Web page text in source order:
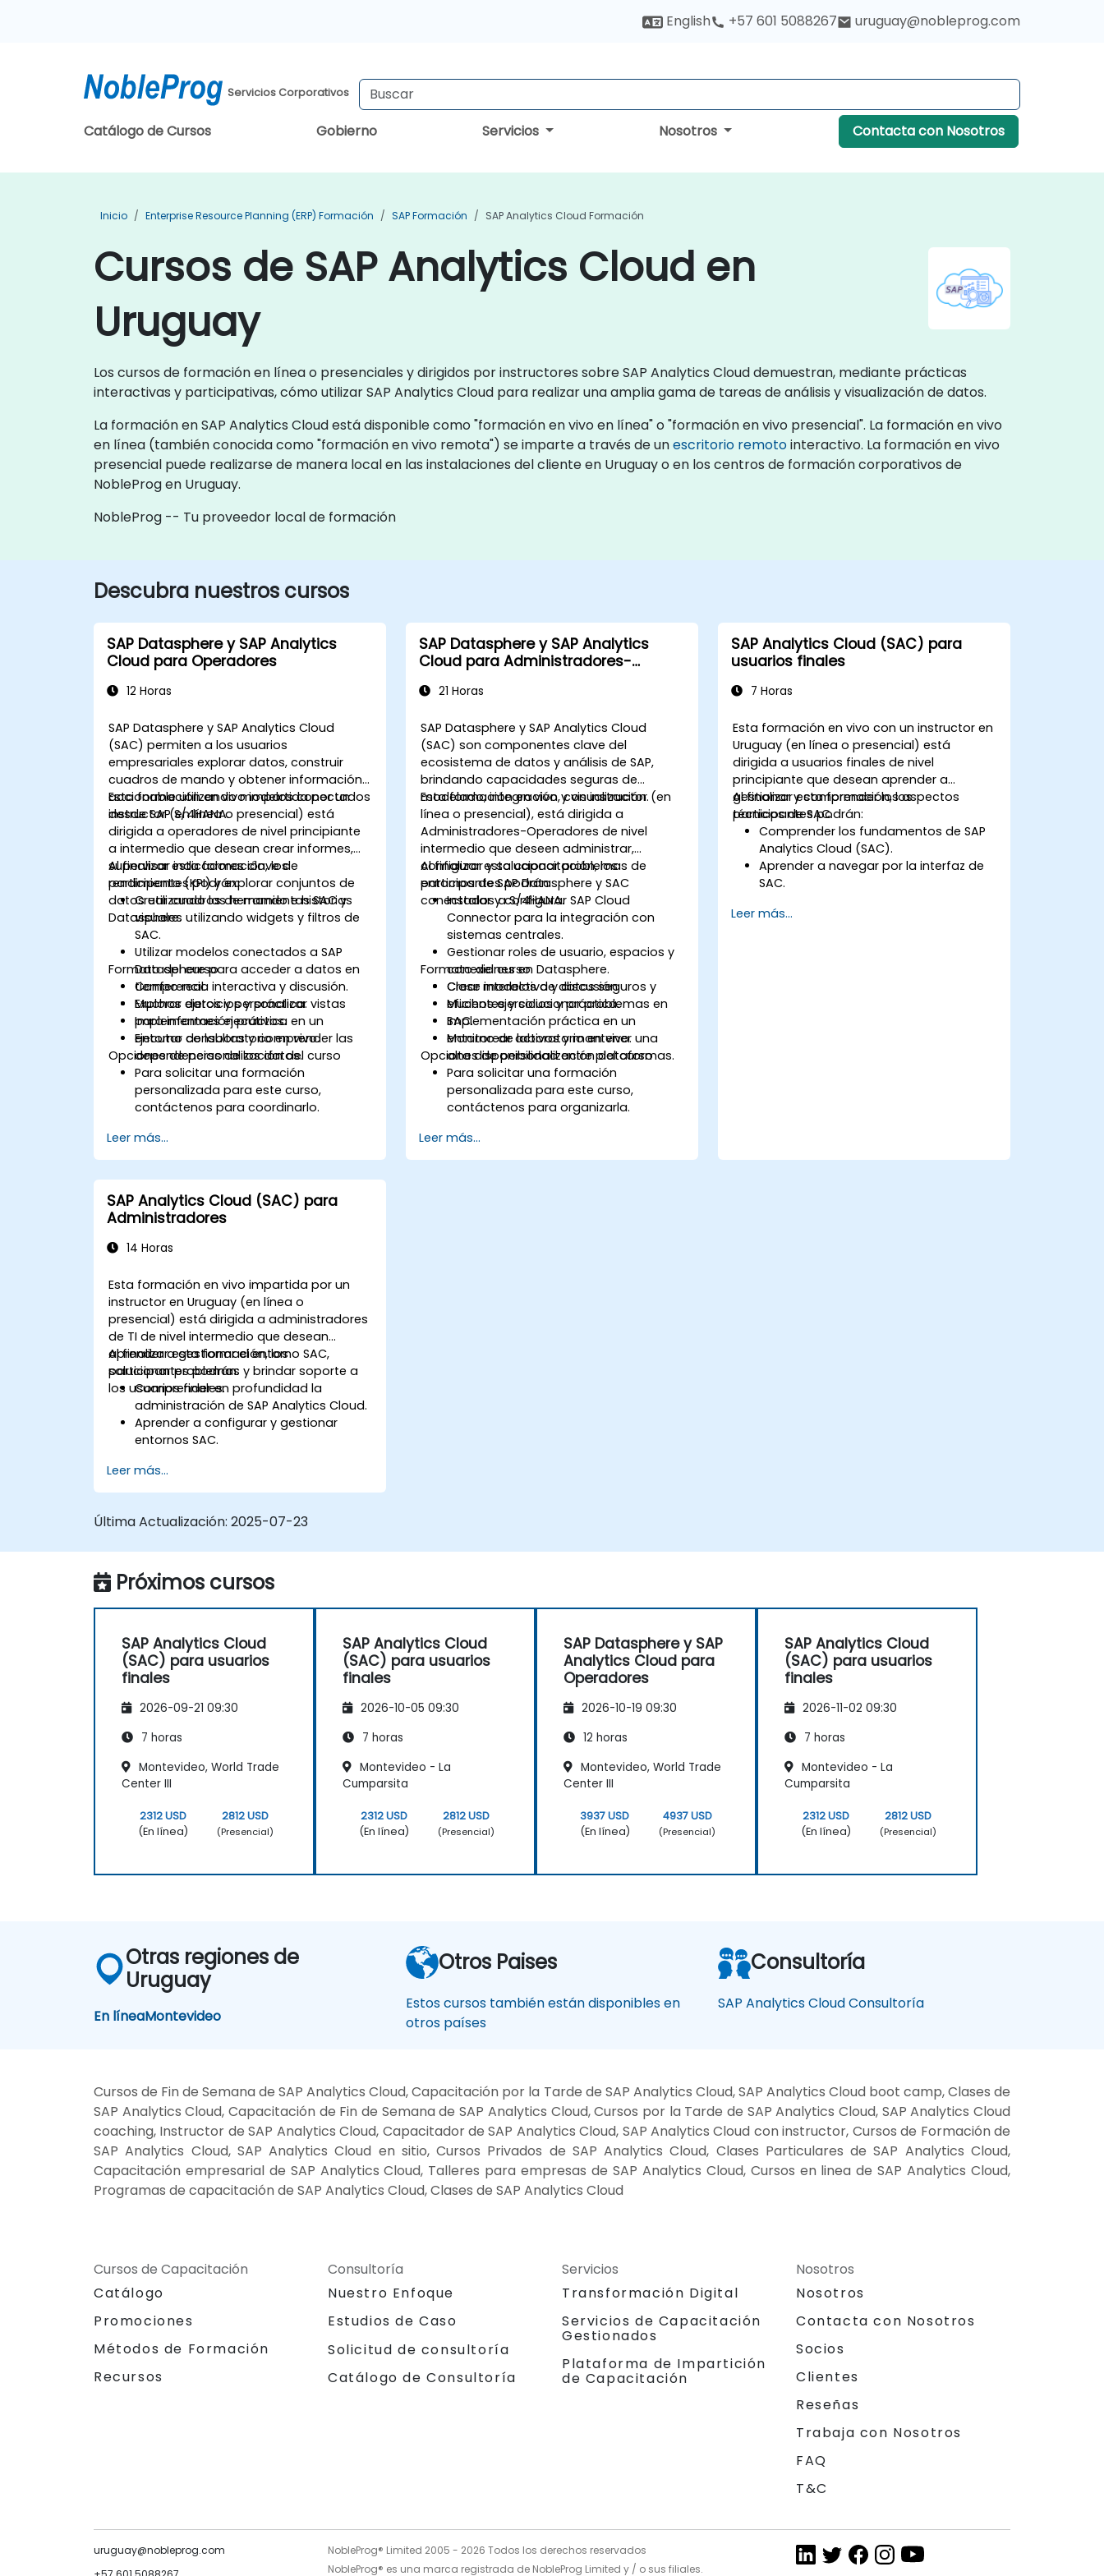
English +57 601 5088267 uruguay@nobleprog.com
Servicios Corporativos
Catálogo de Cursos Gobierno Servicios Nosotros Contacta con Nosotros
Inicio Enterprise Resource Planning (ERP) Formación SAP Formación SAP Analytics Cloud Formación
Cursos de SAP Analytics Cloud en
Uruguay
Los cursos de formación en línea o presenciales y dirigidos por instructores sobre SAP Analytics Cloud demuestran, mediante prácticas
interactivas y participativas, cómo utilizar SAP Analytics Cloud para realizar una amplia gama de tareas de análisis y visualización de datos.
La formación en SAP Analytics Cloud está disponible como "formación en vivo en línea" o "formación en vivo presencial". La formación en vivo
en línea (también conocida como "formación en vivo remota") se imparte a través de unescritorio remotointeractivo. La formación en vivo
presencial puede realizarse de manera local en las instalaciones del cliente en Uruguay o en los centros de formación corporativos de
NobleProg en Uruguay.
NobleProg -- Tu proveedor local de formación
Descubra nuestros cursos
SAP Datasphere y SAP Analytics
Cloud para Operadores
12 Horas
SAP Datasphere y SAP Analytics Cloud
(SAC) permiten a los usuarios
empresariales explorar datos, construir
cuadros de mando y obtener información
accionable utilizando modelos conectados
desde SAP S/4HANA.
Esta formación en vivo impartida por un
instructor (en línea o presencial) está
dirigida a operadores de nivel principiante
a intermedio que desean crear informes,
supervisar indicadores clave de
rendimiento (KPI) y explorar conjuntos de
datos utilizando las herramientas SAC y
Datasphere.
Al finalizar esta formación, los
participantes podrán:
Crear cuadros de mando e historias
visuales utilizando widgets y filtros de
SAC.
Utilizar modelos conectados a SAP
Datasphere para acceder a datos en
tiempo real.
Explorar datos y personalizar vistas
para informes ejecutivos.
Ejecutar consultas y comprender las
dependencias de los datos.
Formato del curso
Conferencia interactiva y discusión.
Muchos ejercicios y práctica.
Implementación práctica en un
entorno de laboratorio en vivo.
Opciones de personalización del curso
Para solicitar una formación
personalizada para este curso,
contáctenos para coordinarlo.
Leer más...
SAP Datasphere y SAP Analytics
Cloud para Administradores-
21 Horas
SAP Datasphere y SAP Analytics Cloud
(SAC) son componentes clave del
ecosistema de datos y análisis de SAP,
brindando capacidades seguras de
modelado, integración y visualización.
Esta formación en vivo, con instructor (en
línea o presencial), está dirigida a
Administradores-Operadores de nivel
intermedio que deseen administrar,
configurar y solucionar problemas de
entornos de SAP Datasphere y SAC
conectados a S/4HANA.
Al finalizar esta capacitación, los
participantes podrán:
Instalar y configurar SAP Cloud
Connector para la integración con
sistemas centrales.
Gestionar roles de usuario, espacios y
conexiones en Datasphere.
Crear modelos de datos seguros y
eficientes y solucionar problemas en
SAC.
Monitorear activos y mantener una
alta disponibilidad entre plataformas.
Formato del curso
Clase interactiva y discusión.
Muchos ejercicios y práctica.
Implementación práctica en un
entorno de laboratorio en vivo.
Opciones de personalización del curso
Para solicitar una formación
personalizada para este curso,
contáctenos para organizarla.
Leer más...
SAP Analytics Cloud (SAC) para
usuarios finales
7 Horas
Esta formación en vivo con un instructor en
Uruguay (en línea o presencial) está
dirigida a usuarios finales de nivel
principiante que desean aprender a
gestionar y comprender los aspectos
técnicos de SAC.
Al finalizar esta formación, los
participantes podrán:
Comprender los fundamentos de SAP
Analytics Cloud (SAC).
Aprender a navegar por la interfaz de
SAC.
Diseñar paneles interactivos y
Leer más...
SAP Analytics Cloud (SAC) para
Administradores
14 Horas
Esta formación en vivo impartida por un
instructor en Uruguay (en línea o
presencial) está dirigida a administradores
de TI de nivel intermedio que desean
aprender a gestionar el entorno SAC,
solucionar problemas y brindar soporte a
los usuarios finales.
Al finalizar esta formación, los
participantes podrán:
Comprender en profundidad la
administración de SAP Analytics Cloud.
Aprender a configurar y gestionar
entornos SAC.
permisos y configuraciones de
seguridad.
modelos de datos.
Brindar soporte técnico a los usuarios
Leer más...
Última Actualización: 2025-07-23
Próximos cursos
SAP Analytics Cloud
(SAC) para usuarios
finales
2026-09-21 09:30
7 horas
Montevideo, World Trade
Center III
2312 USD
(En línea)
2812 USD
(Presencial)
SAP Analytics Cloud
(SAC) para usuarios
finales
2026-10-05 09:30
7 horas
Montevideo - La
Cumparsita
2312 USD
(En línea)
2812 USD
(Presencial)
SAP Datasphere y SAP
Analytics Cloud para
Operadores
2026-10-19 09:30
12 horas
Montevideo, World Trade
Center III
3937 USD
(En línea)
4937 USD
(Presencial)
SAP Analytics Cloud
(SAC) para usuarios
finales
2026-11-02 09:30
7 horas
Montevideo - La
Cumparsita
2312 USD
(En línea)
2812 USD
(Presencial)
Otras regiones de
Uruguay
En líneaMontevideo
Otros Paises
Estos cursos también están disponibles en
otros países
Consultoría
SAP Analytics Cloud Consultoría
Cursos de Fin de Semana de SAP Analytics Cloud, Capacitación por la Tarde de SAP Analytics Cloud, SAP Analytics Cloud boot camp, Clases de
SAP Analytics Cloud, Capacitación de Fin de Semana de SAP Analytics Cloud, Cursos por la Tarde de SAP Analytics Cloud, SAP Analytics Cloud
coaching, Instructor de SAP Analytics Cloud, Capacitador de SAP Analytics Cloud, SAP Analytics Cloud con instructor, Cursos de Formación de
SAP Analytics Cloud, SAP Analytics Cloud en sitio, Cursos Privados de SAP Analytics Cloud, Clases Particulares de SAP Analytics Cloud,
Capacitación empresarial de SAP Analytics Cloud, Talleres para empresas de SAP Analytics Cloud, Cursos en linea de SAP Analytics Cloud,
Programas de capacitación de SAP Analytics Cloud, Clases de SAP Analytics Cloud
Cursos de Capacitación
Catálogo
Promociones
Métodos de Formación
Recursos
Consultoría
Nuestro Enfoque
Estudios de Caso
Solicitud de consultoría
Catálogo de Consultoría
Servicios
Transformación Digital
Servicios de Capacitación
Gestionados
Plataforma de Impartición
de Capacitación
Nosotros
Nosotros
Contacta con Nosotros
Socios
Clientes
Reseñas
Trabaja con Nosotros
FAQ
T&C
uruguay@nobleprog.com
NobleProg® Limited 2005 - 2026 Todos los derechos reservados
NobleProg® es una marca registrada de NobleProg Limited y / o sus filiales.